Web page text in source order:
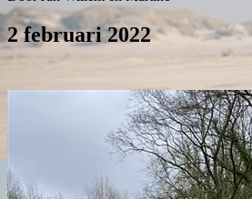
2 februari 2022